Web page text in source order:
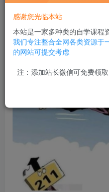
2022被踢出双一流的三
双一流大学大洗牌：
感谢您光临本站
本站是一家多种类的自学课程
我们专注整合全网各类资源于
的网站可提交考虑
注：添加站长微信可免费领取